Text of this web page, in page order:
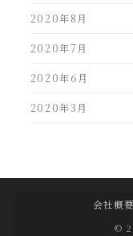
2020年8月
2020年7月
2020年6月
2020年3月
会社概要
©